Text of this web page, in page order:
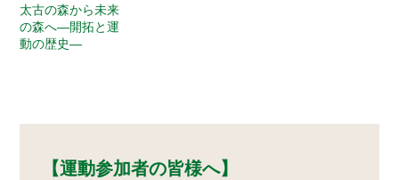
太古の森から未来
の森へ―開拓と運
動の歴史―
【運動参加者の皆様へ】